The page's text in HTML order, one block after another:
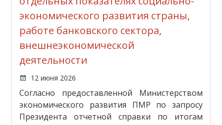
экономического развития страны,
работе банковского сектора,
внешнеэкономической
деятельности
12 июня 2026
Согласно предоставленной Министерством
экономического развития ПМР по запросу
Президента отчетной справки по итогам